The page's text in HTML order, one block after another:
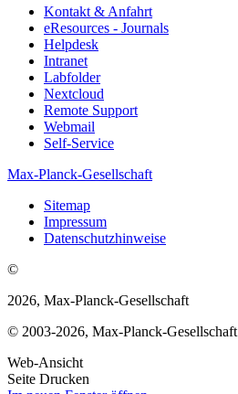
Kontakt & Anfahrt
eResources - Journals
Helpdesk
Intranet
Labfolder
Nextcloud
Remote Support
Webmail
Self-Service
Max-Planck-Gesellschaft
Sitemap
Impressum
Datenschutzhinweise
©
2026, Max-Planck-Gesellschaft
© 2003-2026, Max-Planck-Gesellschaft
Web-Ansicht
Seite Drucken